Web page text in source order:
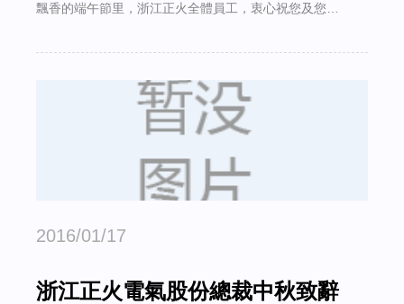
飄香的端午節里，浙江正火全體員工，衷心祝您及您…
2016/01/17
浙江正火電氣股份總裁中秋致辭